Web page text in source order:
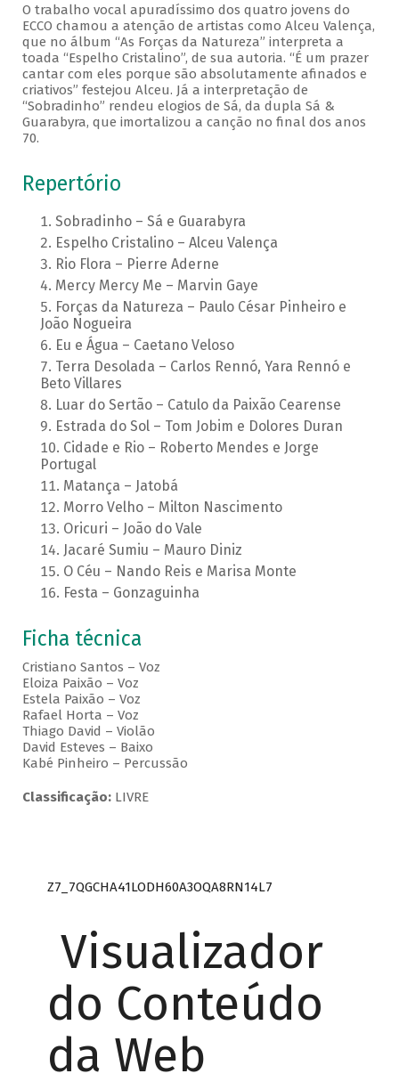
O trabalho vocal apuradíssimo dos quatro jovens do
ECCO chamou a atenção de artistas como Alceu Valença,
que no álbum “As Forças da Natureza” interpreta a
toada “Espelho Cristalino”, de sua autoria. “É um prazer
cantar com eles porque são absolutamente afinados e
criativos” festejou Alceu. Já a interpretação de
“Sobradinho” rendeu elogios de Sá, da dupla Sá &
Guarabyra, que imortalizou a canção no final dos anos
70.
Repertório
Sobradinho – Sá e Guarabyra
Espelho Cristalino – Alceu Valença
Rio Flora – Pierre Aderne
Mercy Mercy Me – Marvin Gaye
Forças da Natureza – Paulo César Pinheiro e
João Nogueira
Eu e Água – Caetano Veloso
Terra Desolada – Carlos Rennó, Yara Rennó e
Beto Villares
Luar do Sertão – Catulo da Paixão Cearense
Estrada do Sol – Tom Jobim e Dolores Duran
Cidade e Rio – Roberto Mendes e Jorge
Portugal
Matança – Jatobá
Morro Velho – Milton Nascimento
Oricuri – João do Vale
Jacaré Sumiu – Mauro Diniz
O Céu – Nando Reis e Marisa Monte
Festa – Gonzaguinha
Ficha técnica
Cristiano Santos – Voz
Eloiza Paixão – Voz
Estela Paixão – Voz
Rafael Horta – Voz
Thiago David – Violão
David Esteves – Baixo
Kabé Pinheiro – Percussão
Classificação:LIVRE
Z7_7QGCHA41LODH60A3OQA8RN14L7
Visualizador
do Conteúdo
da Web